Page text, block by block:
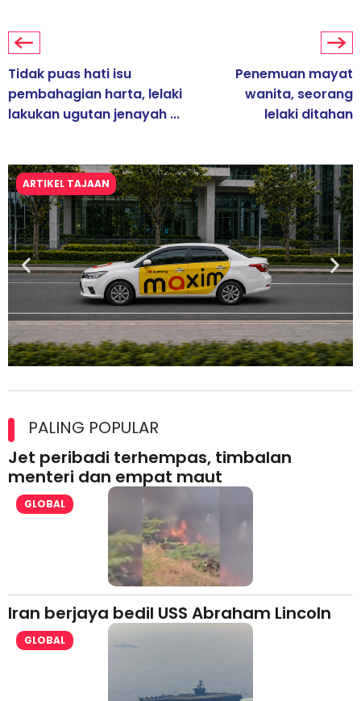
Tidak puas hati isu
pembahagian harta, lelaki
lakukan ugutan jenayah ...
Penemuan mayat
wanita, seorang
lelaki ditahan
ARTIKEL TAJAAN
lesen separuh pertama 2026
PALING POPULAR
Jet peribadi terhempas, timbalan
menteri dan empat maut
GLOBAL
Iran berjaya bedil USS Abraham Lincoln
GLOBAL